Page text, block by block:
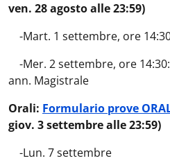
ven. 28 agosto alle 23:59)
-Mart. 1 settembre, ore
-Mer. 2 settembre, ore
ann. Magistrale
Orali: Formulario prove
giov. 3 settembre alle 23:59)
-Lun. 7 settembre